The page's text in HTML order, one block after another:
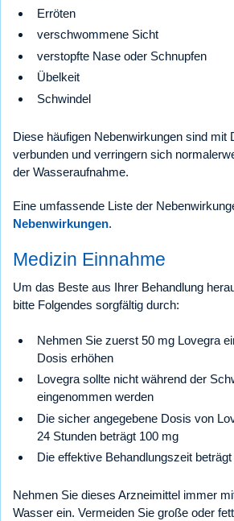
Erröten
verschwommene Sicht
verstopfte Nase oder Schnupfen
Übelkeit
Schwindel
Diese häufigen Nebenwirkungen sind mit
verbunden und verringern sich
der Wasseraufnahme.
Eine umfassende Liste der
Nebenwirkungen.
Medizin Einnahme
Um das Beste aus Ihrer Behandlung
bitte Folgendes sorgfältig durch:
Nehmen Sie zuerst 50 mg Lovegra
Dosis erhöhen
Lovegra sollte nicht während der
eingenommen werden
Die sicher angegebene Dosis von
24 Stunden beträgt 100 mg
Die effektive Behandlungszeit
Nehmen Sie dieses Arzneimittel immer
Wasser ein. Vermeiden Sie große oder